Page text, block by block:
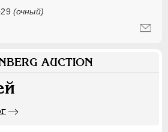
(очный)
AUCTION